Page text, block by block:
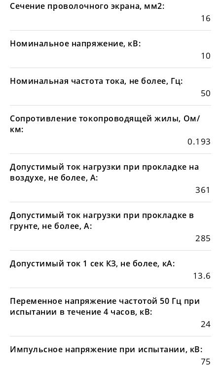
Сечение проволочного экрана, мм2:
16
Номинальное напряжение, кВ:
10
Номинальная частота тока, не более, Гц:
50
Сопротивление токопроводящей жилы, Ом/
км:
0.193
Допустимый ток нагрузки при прокладке на
воздухе, не более, А:
361
Допустимый ток нагрузки при прокладке в
грунте, не более, А:
285
Допустимый ток 1 сек КЗ, не более, кА:
13.6
Переменное напряжение частотой 50 Гц при
испытании в течение 4 часов, кВ:
24
Импульсное напряжение при испытании, кВ:
75